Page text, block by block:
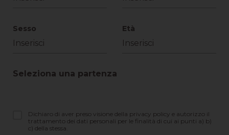
Sesso Età
Seleziona una partenza
Dichiaro di aver preso visione della privacy policy e autorizzo il
trattamento dei dati personali per le finalità di cui ai punti a) b)
c) della stessa.